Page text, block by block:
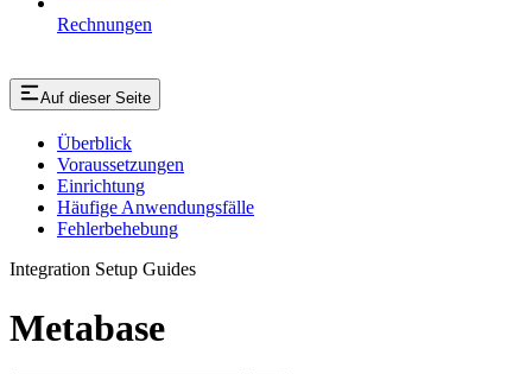
Rechnungen
Auf dieser Seite
Überblick
Voraussetzungen
Einrichtung
Häufige Anwendungsfälle
Fehlerbehebung
Integration Setup Guides
Metabase